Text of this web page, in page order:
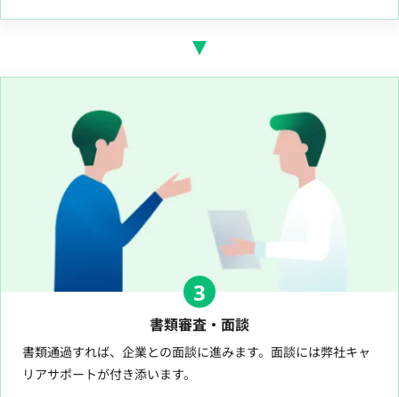
3
書類審査・面談
書類通過すれば、企業との面談に進みます。面談には弊社キャ
リアサポートが付き添います。